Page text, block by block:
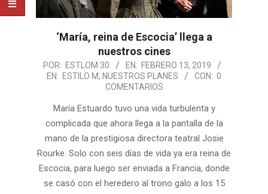
‘María, reina de Escocia’ llega a
nuestros cines
2019-
02-
POR: ESTLOM 30 EN: FEBRERO 13, 2019
EN: ESTILO M, NUESTROS PLANES CON: 0
COMENTARIOS
María Estuardo tuvo una vida turbulenta y
complicada que ahora llega a la pantalla de la
mano de la prestigiosa directora teatral Josie
Rourke. Solo con seis días de vida ya era reina de
Escocia, para luego ser enviada a Francia, donde
se casó con el heredero al trono galo a los 15